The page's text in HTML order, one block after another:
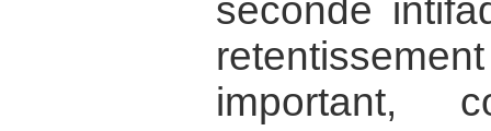
seconde
important,